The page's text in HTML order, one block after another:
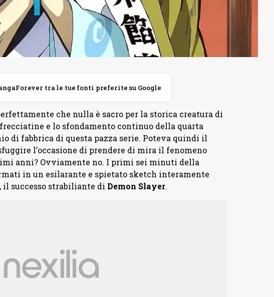
tra le tue fonti preferite su Google
che nulla è sacro per la storica creatura di
e lo sfondamento continuo della quarta
di fabbrica di questa pazza serie. Poteva quindi il
l’occasione di prendere di mira il fenomeno
anni? Ovviamente no. I primi sei minuti della
in un esilarante e spietato sketch interamente
il successo strabiliante di Demon Slayer.